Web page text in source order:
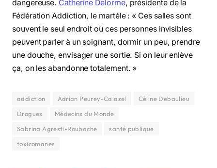
dangereuse. Catherine Delorme, présidente de la
Fédération Addiction, le martèle : « Ces salles sont
souvent le seul endroit où ces personnes invisibles
peuvent parler à un soignant, dormir un peu, prendre
une douche, envisager une sortie. Si on leur enlève
ça, on les abandonne totalement. »
addiction Adrian Peurey-Calazel
Céline Debaulieu
Drogues
Médecins du Monde
Sabrina Agresti-Roubache
santé publique
toxicomanes